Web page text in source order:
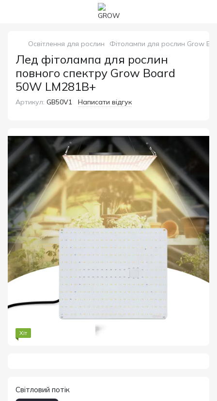
Освітлення для рослин Фітолампи для рослин Grow
Лед фітолампа для рослин
повного спектру Grow Board
50W LM281B+
Артикул: GB50V1 Написати відгук
Хіт
Світловий потік